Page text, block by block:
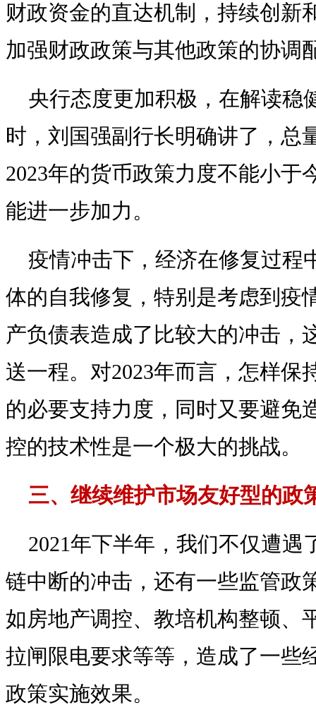
财政资金的直达机制，持续创新
加强财政政策与其他政策的协调
央行态度更加积极，在解读稳
时，刘国强副行长明确讲了，总
2023年的货币政策力度不能小于
能进一步加力。
疫情冲击下，经济在修复过程
体的自我修复，特别是考虑到疫
产负债表造成了比较大的冲击，
送一程。对2023年而言，怎样保
的必要支持力度，同时又要避免
控的技术性是一个极大的挑战。
三、继续维护市场友好型的政
2021年下半年，我们不仅遭遇
链中断的冲击，还有一些监管政
如房地产调控、教培机构整顿、
拉闸限电要求等等，造成了一些
政策实施效果。